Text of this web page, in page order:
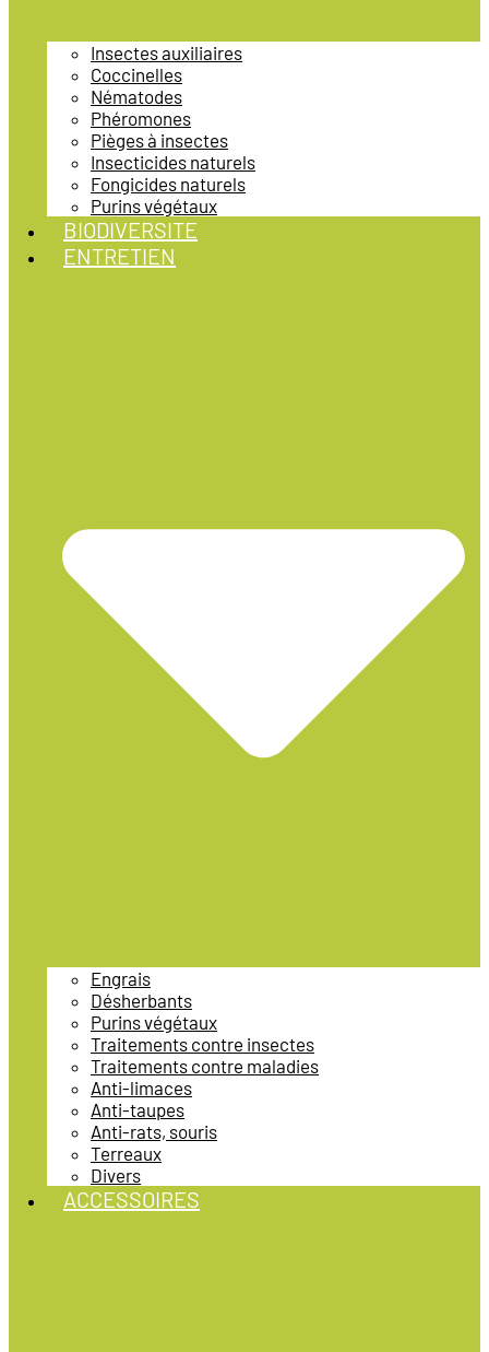
Insectes auxiliaires
Coccinelles
Nématodes
Phéromones
Pièges à insectes
Insecticides naturels
Fongicides naturels
Purins végétaux
BIODIVERSITE
ENTRETIEN
Engrais
Désherbants
Purins végétaux
Traitements contre insectes
Traitements contre maladies
Anti-limaces
Anti-taupes
Anti-rats, souris
Terreaux
Divers
ACCESSOIRES